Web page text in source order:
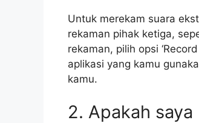
Untuk merekam suara
rekaman pihak ketiga,
rekaman, pilih opsi
aplikasi yang kamu
kamu.
2. Apakah